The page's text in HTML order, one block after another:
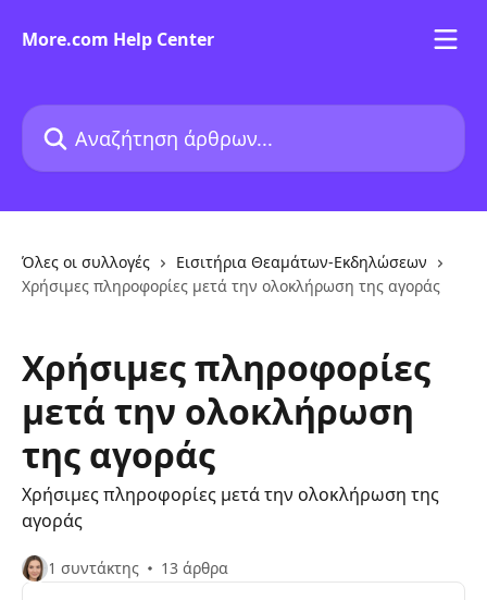
More.com Help Center
Αναζήτηση άρθρων...
Όλες οι συλλογές
Εισιτήρια Θεαμάτων-Εκδηλώσεων
Χρήσιμες πληροφορίες μετά την ολοκλήρωση της αγοράς
Χρήσιμες πληροφορίες
μετά την ολοκλήρωση
της αγοράς
Χρήσιμες πληροφορίες μετά την ολοκλήρωση της
αγοράς
1 συντάκτης 13 άρθρα